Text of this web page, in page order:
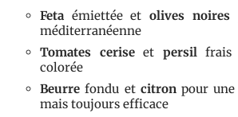
Feta émiettée etolives noires
méditerranéenne
Tomates ceriseet persilfrais
colorée
Beurre fondu et citronpour une
mais toujours efficace